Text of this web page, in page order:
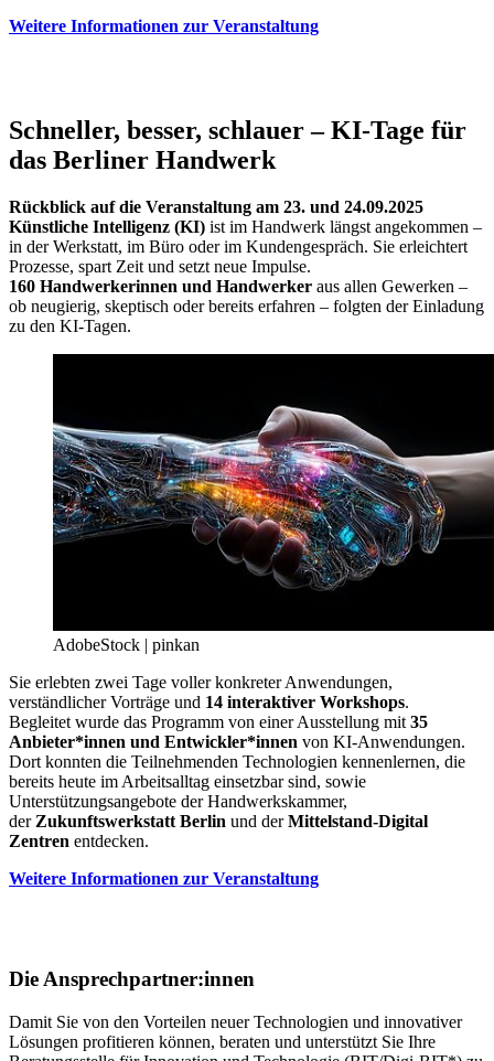
Weitere Informationen zur Veranstaltung
Schneller, besser, schlauer – KI-Tage für
das Berliner Handwerk
Rückblick auf die Veranstaltung am 23. und 24.09.2025
Künstliche Intelligenz (KI) ist im Handwerk längst angekommen –
in der Werkstatt, im Büro oder im Kundengespräch. Sie erleichtert
Prozesse, spart Zeit und setzt neue Impulse.
160 Handwerkerinnen und Handwerker aus allen Gewerken –
ob neugierig, skeptisch oder bereits erfahren – folgten der Einladung
zu den KI-Tagen.
AdobeStock | pinkan
Sie erlebten zwei Tage voller konkreter Anwendungen,
verständlicher Vorträge und 14 interaktiver Workshops.
Begleitet wurde das Programm von einer Ausstellung mit 35
Anbieter*innen und Entwickler*innen von KI-Anwendungen.
Dort konnten die Teilnehmenden Technologien kennenlernen, die
bereits heute im Arbeitsalltag einsetzbar sind, sowie
Unterstützungsangebote der Handwerkskammer,
der Zukunftswerkstatt Berlin und derMittelstand-Digital
Zentren entdecken.
Weitere Informationen zur Veranstaltung
Die Ansprechpartner:innen
Damit Sie von den Vorteilen neuer Technologien und innovativer
Lösungen profitieren können, beraten und unterstützt Sie Ihre